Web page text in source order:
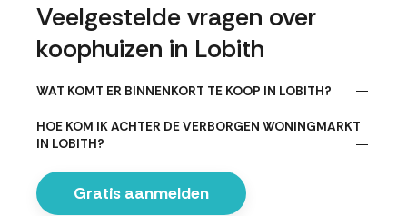
Veelgestelde vragen over
koophuizen in Lobith
WAT KOMT ER BINNENKORT TE KOOP IN LOBITH?
HOE KOM IK ACHTER DE VERBORGEN WONINGMARKT
IN LOBITH?
Gratis aanmelden